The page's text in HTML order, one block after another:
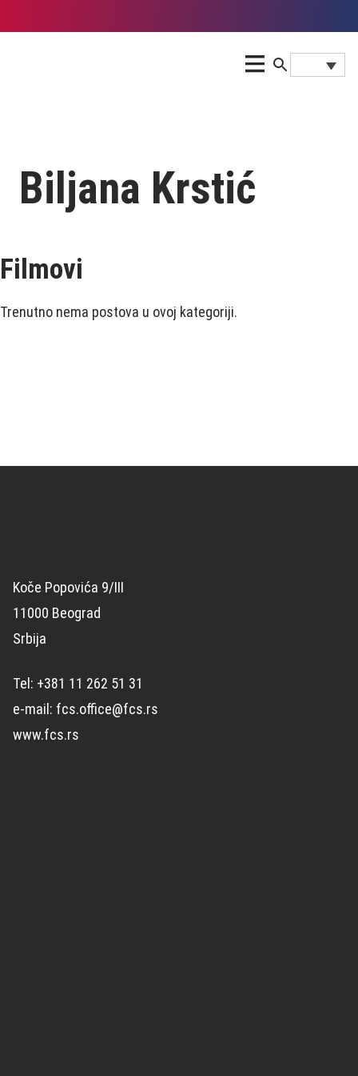
Biljana Krstić
Filmovi
Trenutno nema postova u ovoj kategoriji.
Koče Popovića 9/III
11000 Beograd
Srbija
Tel: +381 11 262 51 31
e-mail: fcs.office@fcs.rs
www.fcs.rs